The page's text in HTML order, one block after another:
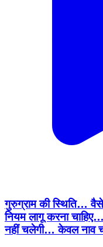
गुरुग्राम की स्थिति… वैसे
नियम लागू करना
नहीं चलेगी… केवल